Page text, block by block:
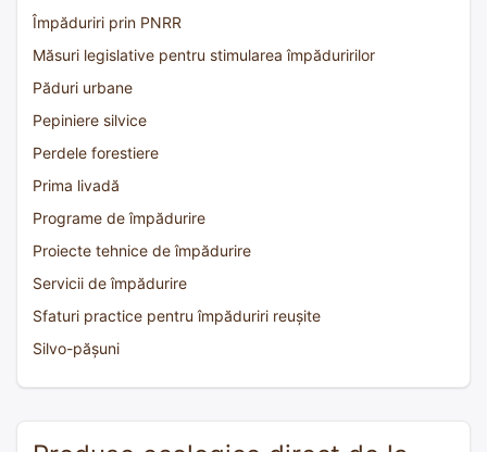
Împăduriri prin PNRR
Măsuri legislative pentru stimularea împăduririlor
Păduri urbane
Pepiniere silvice
Perdele forestiere
Prima livadă
Programe de împădurire
Proiecte tehnice de împădurire
Servicii de împădurire
Sfaturi practice pentru împăduriri reușite
Silvo-pășuni